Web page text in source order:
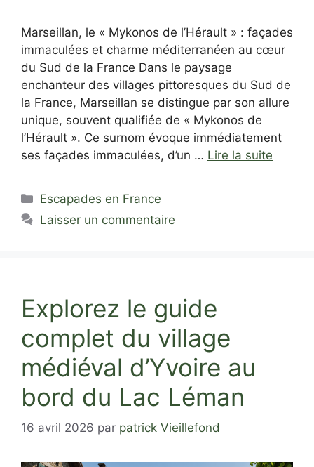
Marseillan, le « Mykonos de l’Hérault » : façades
immaculées et charme méditerranéen au cœur
du Sud de la France Dans le paysage
enchanteur des villages pittoresques du Sud de
la France, Marseillan se distingue par son allure
unique, souvent qualifiée de « Mykonos de
l’Hérault ». Ce surnom évoque immédiatement
ses façades immaculées, d’un … Lire la suite
Catégories
Escapades en France
Laisser un commentaire
Explorez le guide
complet du village
médiéval d’Yvoire au
bord du Lac Léman
16 avril 2026 par patrick Vieillefond